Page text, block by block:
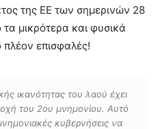
της ΕΕ των σημερινών 28
μικρότερα και φυσικά
πλέον επισφαλές!
ικανότητας του λαού έχει
του 2ου μνημονίου. Αυτό
κυβερνήσεις να